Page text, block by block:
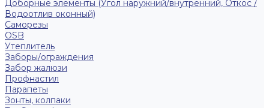
Доборные элементы (Угол наружний/внутренний, Откос /
Водоотлив оконный)
Саморезы
OSB
Утеплитель
Заборы/ограждения
Забор жалюзи
Профнастил
Парапеты
Зонты, колпаки